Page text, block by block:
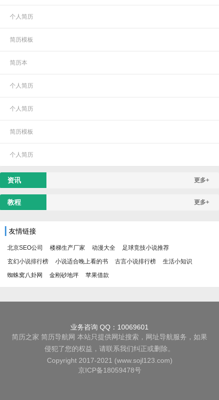
个人简历
简历模板
简历本
个人简历
个人简历
简历模板
个人简历
资讯 更多+
教程 更多+
友情链接
北京SEO公司 楼梯生产厂家 动漫大全
足球竞技小说推荐
玄幻小说排行榜
小说适合晚上看的书 古言小说排行榜
生活小知识
蜘蛛窝八卦网
金刚砂地坪 苹果借款
业务咨询 QQ：10069601
简历之家 简历导航网 本站只提供网址搜索，网址导航服务，如果
侵犯了您的权益，请联系我们纠正或删除。
Copyright 2017-2021 (www.sojl123.com)
京ICP备18059478号